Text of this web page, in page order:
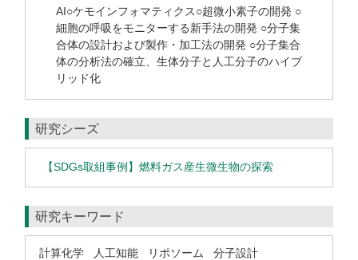
AI○ケモインフォマティクス○超微小素子の開発 ○
細胞の呼吸をモニターする新手法の開発 ○分子集
合体の設計および製作・加工法の開発 ○分子集合
体の分析法の確立、生体分子と人工分子のハイブ
リッド化
研究シーズ
【SDGs取組事例】燃料ガス産生微生物の探索
研究キーワード
計算化学 人工知能 リポソーム
分子設計